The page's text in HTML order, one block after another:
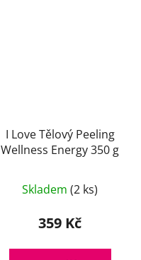
I Love Tělový Peeling
Wellness Energy 350 g
Skladem (2 ks)
359 Kč